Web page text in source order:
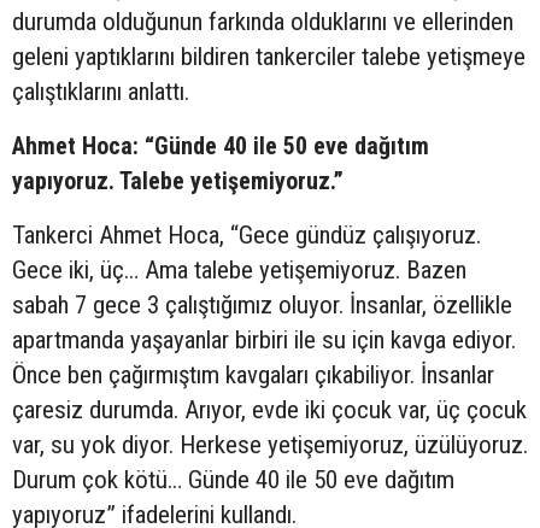
durumda olduğunun farkında olduklarını ve ellerinden
geleni yaptıklarını bildiren tankerciler talebe yetişmeye
çalıştıklarını anlattı.
Ahmet Hoca: “Günde 40 ile 50 eve dağıtım
yapıyoruz. Talebe yetişemiyoruz.”
Tankerci Ahmet Hoca, “Gece gündüz çalışıyoruz.
Gece iki, üç… Ama talebe yetişemiyoruz. Bazen
sabah 7 gece 3 çalıştığımız oluyor. İnsanlar, özellikle
apartmanda yaşayanlar birbiri ile su için kavga ediyor.
Önce ben çağırmıştım kavgaları çıkabiliyor. İnsanlar
çaresiz durumda. Arıyor, evde iki çocuk var, üç çocuk
var, su yok diyor. Herkese yetişemiyoruz, üzülüyoruz.
Durum çok kötü… Günde 40 ile 50 eve dağıtım
yapıyoruz” ifadelerini kullandı.